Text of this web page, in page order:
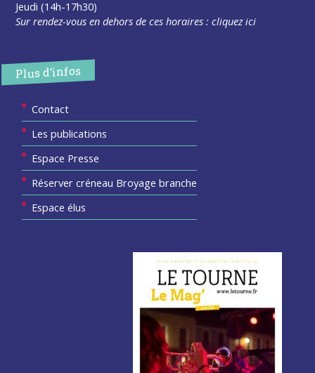
Jeudi (14h-17h30)
Sur rendez-vous en dehors de ces horaires :cliquez ici
Plus d’infos
Contact
Les publications
Espace Presse
Réserver créneau Broyage branche
Espace élus